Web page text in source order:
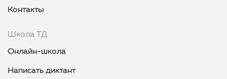
Контакты
Школа ТД
Онлайн-школа
Написать диктант